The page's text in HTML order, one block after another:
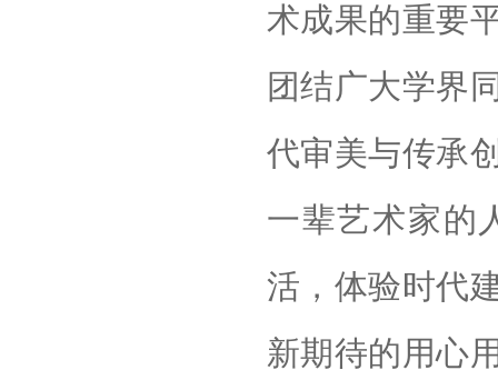
术成果的重要
团结广大学界
代审美与传承
一辈艺术家的
活，体验时代
新期待的用心